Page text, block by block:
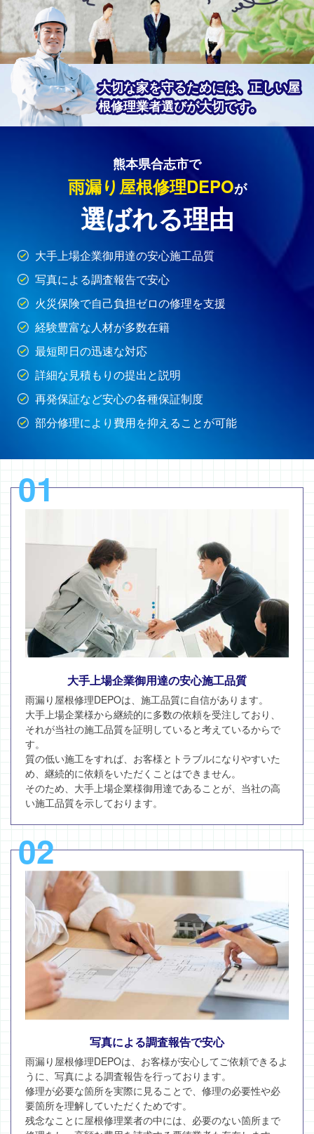
大切な家を守るためには、正しい屋
根修理業者選びが大切です。
熊本県合志市で
雨漏り屋根修理DEPOが
選ばれる理由
大手上場企業御用達の安心施工品質
写真による調査報告で安心
火災保険で自己負担ゼロの修理を支援
経験豊富な人材が多数在籍
最短即日の迅速な対応
詳細な見積もりの提出と説明
再発保証など安心の各種保証制度
部分修理により費用を抑えることが可能
01
大手上場企業御用達の安心施工品質
雨漏り屋根修理DEPOは、施工品質に自信があります。
大手上場企業様から継続的に多数の依頼を受注しており、
それが当社の施工品質を証明していると考えているからで
す。
質の低い施工をすれば、お客様とトラブルになりやすいた
め、継続的に依頼をいただくことはできません。
そのため、大手上場企業様御用達であることが、当社の高
い施工品質を示しております。
02
写真による調査報告で安心
雨漏り屋根修理DEPOは、お客様が安心してご依頼できるよ
うに、写真による調査報告を行っております。
修理が必要な箇所を実際に見ることで、修理の必要性や必
要箇所を理解していただくためです。
残念なことに屋根修理業者の中には、必要のない箇所まで